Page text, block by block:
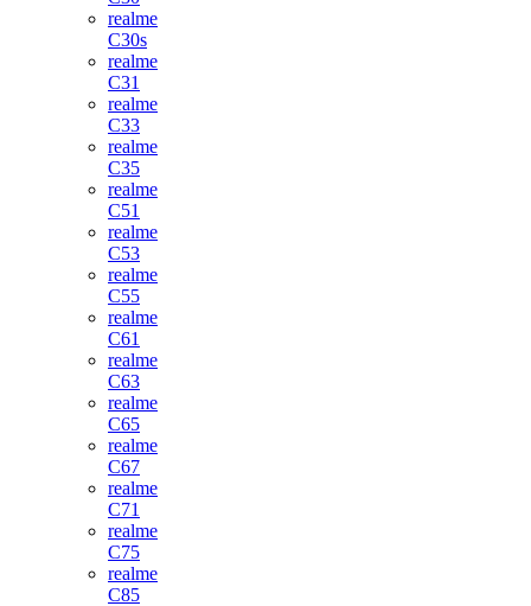
realme
C30s
realme
C31
realme
C33
realme
C35
realme
C51
realme
C53
realme
C55
realme
C61
realme
C63
realme
C65
realme
C67
realme
C71
realme
C75
realme
C85